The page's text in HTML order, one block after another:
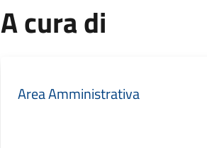
A cura di
Area Amministrativa